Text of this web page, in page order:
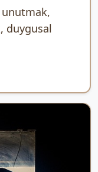
duygusal